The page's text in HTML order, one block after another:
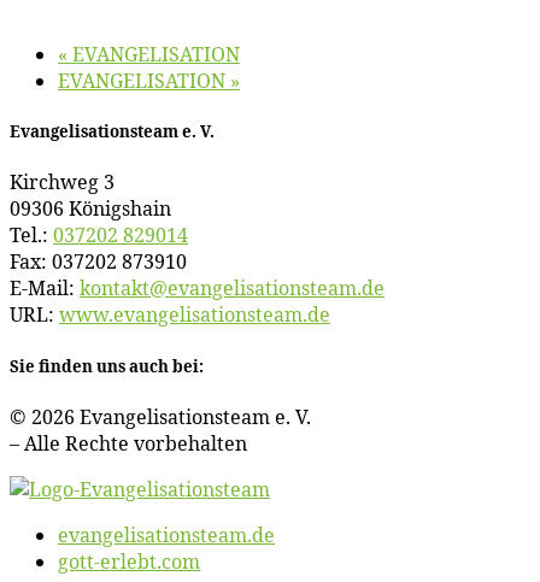
« EVANGELISATION
EVANGELISATION »
Evan­ge­li­sa­ti­ons­team e. V.
Kirch­weg 3
09306 Königshain
Tel.: 037202 829014
Fax: 037202 873910
E‑Mail: kontakt@​evangelisationsteam.​de
URL: www​.evan​ge​li​sa​ti​ons​team​.de
Sie fin­den uns auch bei:
© 2026 Evan­ge­li­sa­ti­ons­team e. V.
– Al­le Rech­te vorbehalten
evangelisationsteam.de
gott-erlebt.com